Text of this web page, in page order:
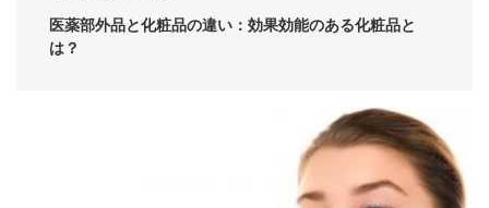
医薬部外品と化粧品の違い：効果効能のある化粧品と
は？